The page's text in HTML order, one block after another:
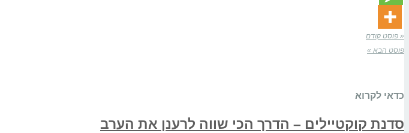
« פוסט קודם
פוסט הבא »
כדאי לקרוא
סדנת קוקטיילים – הדרך הכי שווה לרענן את הערב